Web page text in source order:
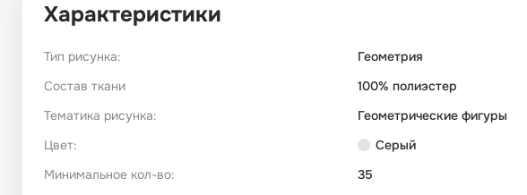
Характеристики
Тип рисунка:
Геометрия
Состав ткани
100% полиэстер
Тематика рисунка:
Геометрические фигуры
Цвет:
Серый
Минимальное кол-во:
35